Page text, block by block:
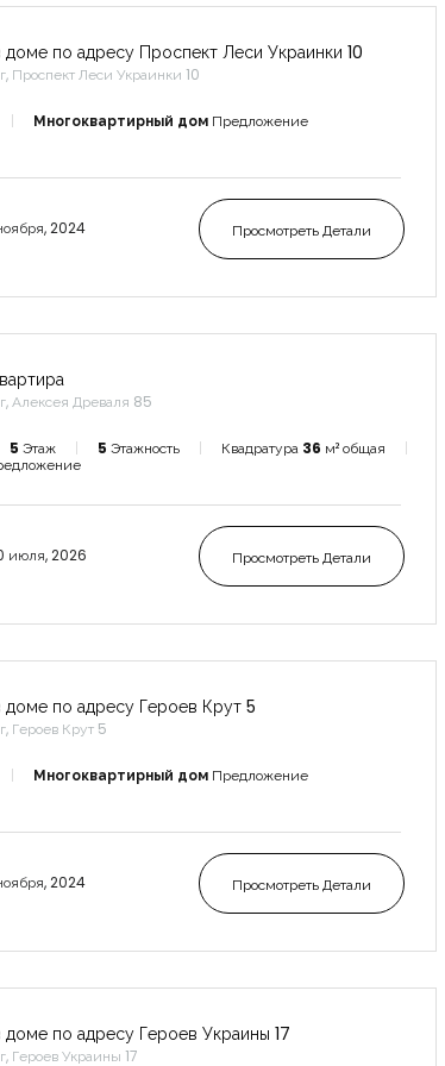
по адресу Проспект Леси Украинки 10
Проспект Леси Украинки 10
Многоквартирный дом Предложение
2024 Просмотреть Детали
Алексея Древаля 85
5 Этаж 5 Этажность Квадратура 36 м² общая
июля, 2026 Просмотреть Детали
доме по адресу Героев Крут 5
Героев Крут 5
Многоквартирный дом Предложение
2024 Просмотреть Детали
по адресу Героев Украины 17
Героев Украины 17